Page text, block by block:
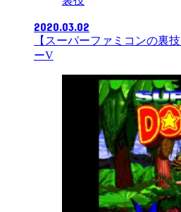
2020.03.02
【スーパーファミコンの裏
ーV